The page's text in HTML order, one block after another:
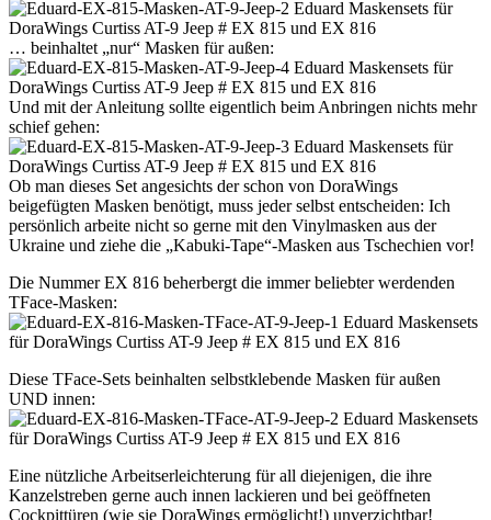
… beinhaltet „nur“ Masken für außen:
Und mit der Anleitung sollte eigentlich beim Anbringen nichts mehr
schief gehen:
Ob man dieses Set angesichts der schon von DoraWings
beigefügten Masken benötigt, muss jeder selbst entscheiden: Ich
persönlich arbeite nicht so gerne mit den Vinylmasken aus der
Ukraine und ziehe die „Kabuki-Tape“-Masken aus Tschechien vor!
Die Nummer EX 816 beherbergt die immer beliebter werdenden
TFace-Masken:
Diese TFace-Sets beinhalten selbstklebende Masken für außen
UND innen:
Eine nützliche Arbeitserleichterung für all diejenigen, die ihre
Kanzelstreben gerne auch innen lackieren und bei geöffneten
Cockpittüren (wie sie DoraWings ermöglicht!) unverzichtbar!